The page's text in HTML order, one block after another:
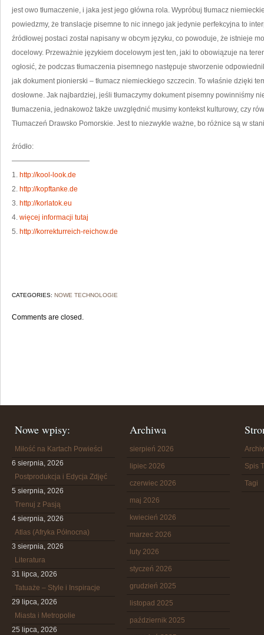
jest owo tłumaczenie, i jaka jest jego główna rola. Wypróbuj tłumacz
powiedzmy, że translacje pisemne to nic innego jak jedynie perfekcyjna to
źródłowej postaci został napisany w obcym języku, co powoduje, że istnieje
docelowy. Przeważnie językiem docelowym jest ten, jaki to obowiązuje na
ogłosić, że podczas tłumaczenia pisemnego następuje stworzenie
jak dokument pionierski – tłumacz niemieckiego szczecin. To właśnie dzięki
dosłowne. Jak najbardziej, jeśli tłumaczymy dokument pisemny powinniśmy
tłumaczenia, jednakowoż także uwzględnić musimy kontekst kulturowy, czy
Tłumaczeń Drawsko Pomorskie. Jest to niezwykle ważne, bo różnice są w
źródło:
———————————
1. http://kool-look.de
2. http://kopftanke.de
3. http://korlatok.eu
4. więcej informacji tutaj
5. http://korrekturreich-reichow.de
CATEGORIES: NOWE TECHNOLOGIE
Comments are closed.
Nowe wpisy:
Miłość na Kartach Powieści
6 sierpnia, 2026
Postprodukcja i Edycja Zdjęć
5 sierpnia, 2026
Trenuj z Pasją
4 sierpnia, 2026
Atlas (Afryka Północna)
3 sierpnia, 2026
Literatura
31 lipca, 2026
Tatuaże – Style i Inspiracje
29 lipca, 2026
Miasta i Metropolie
25 lipca, 2026
Archiwa
sierpień 2026
lipiec 2026
czerwiec 2026
maj 2026
kwiecień 2026
marzec 2026
luty 2026
styczeń 2026
grudzień 2025
listopad 2025
październik 2025
Spis
Tagi